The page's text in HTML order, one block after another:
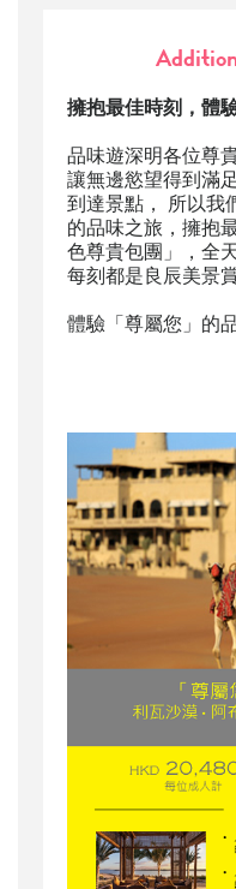
擁抱最佳時刻，體
品味遊深明各位尊
讓無邊慾望得到滿
到達景點， 所以我
的品味之旅，擁抱
色尊貴包團」，全
每刻都是良辰美景
體驗「尊屬您」的